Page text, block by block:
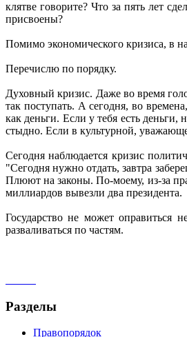
клятве говорите? Что за пять лет
присвоены?
Помимо экономического кризиса, в
Перечислю по порядку.
Духовный кризис. Даже во время
так поступать. А сегодня, во
как деньги. Если у тебя есть
стыдно. Если в культурной,
Сегодня наблюдается кризис
"Сегодня нужно отдать, завтра
Плюют на законы. По-моему, из-за
миллиардов вывезли два президента.
Государство не может оправиться
разваливаться по частям.
Разделы
Правопорядок